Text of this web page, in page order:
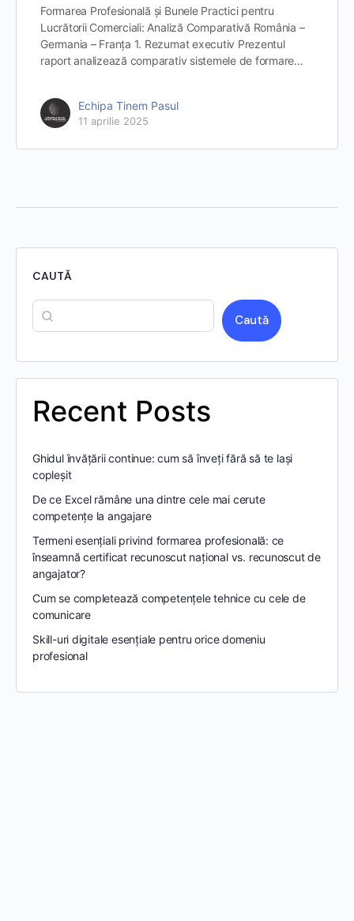
Formarea Profesională și Bunele Practici pentru
Lucrătorii Comerciali: Analiză Comparativă România –
Germania – Franța 1. Rezumat executiv Prezentul
raport analizează comparativ sistemele de formare…
Echipa Tinem Pasul
11 aprilie 2025
CAUTĂ
Caută
Recent Posts
Ghidul învățării continue: cum să înveți fără să te lași
copleșit
De ce Excel rămâne una dintre cele mai cerute
competențe la angajare
Termeni esențiali privind formarea profesională: ce
înseamnă certificat recunoscut național vs. recunoscut de
angajator?
Cum se completează competențele tehnice cu cele de
comunicare
Skill-uri digitale esențiale pentru orice domeniu
profesional